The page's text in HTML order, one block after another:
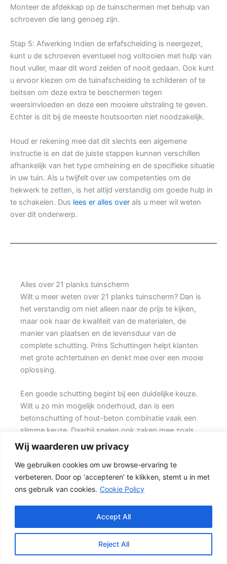
Wij waarderen uw privacy
We gebruiken cookies om uw browse-ervaring te
verbeteren. Door op ‘accepteren’ te klikken, stemt u in met
ons gebruik van cookies. Cookie Policy
Reject All
Accept All
Monteer de afdekkap op de tuinschermen met behulp van
schroeven die lang genoeg zijn.
Stap 5: Afwerking Indien de erfafscheiding is neergezet,
kunt u de schroeven eventueel nog voltooien met hulp van
hout vuller, maar dit word zelden of nooit gedaan. Ook kunt
u ervoor kiezen om de tuinafscheiding te schilderen of te
beitsen om deze extra te beschermen tegen
weersinvloeden en deze een mooiere uitstraling te geven.
Echter is dit bij de meeste houtsoorten niet noodzakelijk.
Houd er rekening mee dat dit slechts een algemene
instructie is en dat de juiste stappen kunnen verschillen
afhankelijk van het type omheining en de specifieke situatie
in uw tuin. Als u twijfelt over uw competenties om de
hekwerk te zetten, is het altijd verstandig om goede hulp in
te schakelen. Dus lees er alles over als u meer wil weten
over dit onderwerp.
Alles over 21 planks tuinscherm
Wilt u meer weten over 21 planks tuinscherm? Dan is
het verstandig om niet alleen naar de prijs te kijken,
maar ook naar de kwaliteit van de materialen, de
manier van plaatsen en de levensduur van de
complete schutting. Prins Schuttingen helpt klanten
met grote achtertuinen en denkt mee over een mooie
oplossing.
Een goede schutting begint bij een duidelijke keuze.
Wilt u zo min mogelijk onderhoud, dan is een
betonschutting of hout-beton combinatie vaak een
slimme keuze. Daarbij spelen ook zaken mee zoals
windbelasting, hoogteverschillen, grondsoort,
erfgrens en de bereikbaarheid van de tuin.
Schutting kiezen op basis van uitstraling en gebruik
Voor veel klanten is een hout-beton schutting de
beschermt het hout tegen direct contact met vochtige
grond, terwijl de houten delen zorgen voor een
natuurlijke uitstraling.} Het resultaat is een stevige